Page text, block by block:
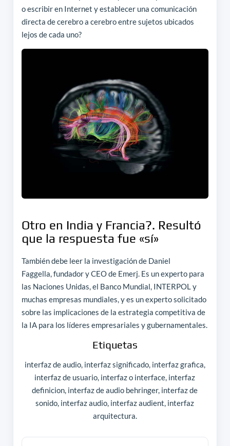
o escribir en Internet y establecer una comunicación
directa de cerebro a cerebro entre sujetos ubicados
lejos de cada uno?
Otro en India y Francia?. Resultó
que la respuesta fue «sí»
También debe leer la investigación de Daniel
Faggella, fundador y CEO de Emerj. Es un experto para
las Naciones Unidas, el Banco Mundial, INTERPOL y
muchas empresas mundiales, y es un experto solicitado
sobre las implicaciones de la estrategia competitiva de
la IA para los líderes empresariales y gubernamentales.
Etiquetas
interfaz de audio, interfaz significado, interfaz grafica,
interfaz de usuario, interfaz o interface, interfaz
definicion, interfaz de audio behringer, interfaz de
sonido, interfaz audio, interfaz audient, interfaz
arquitectura.